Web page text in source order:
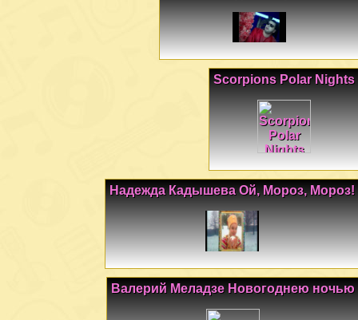
Scorpions Polar Nights
Надежда Кадышева Ой, Мороз, Мороз!
Валерий Меладзе Новогоднею ночью